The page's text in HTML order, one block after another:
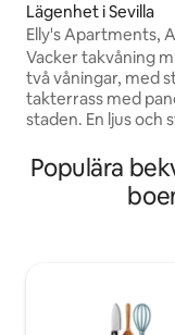
Lägenhet i Sevilla
Elly's Apartments,
dubbelsäng och...
Vacker takvåning
två våningar, med
takterrass med
staden. En ljus och stor lägenhet över
mirador. Beläget
en vacker c19th
av ägararkitekten.
med intressanta
Huvudbadrummet
Populära